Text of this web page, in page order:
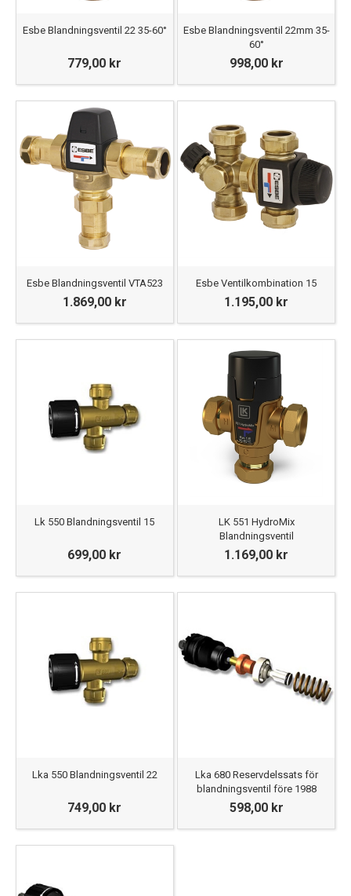
Esbe Blandningsventil 22 35-60°
779,00 kr
Esbe Blandningsventil 22mm 35-
60°
998,00 kr
Esbe Blandningsventil VTA523
1.869,00 kr
Esbe Ventilkombination 15
1.195,00 kr
Lk 550 Blandningsventil 15
699,00 kr
LK 551 HydroMix
Blandningsventil
1.169,00 kr
Lka 550 Blandningsventil 22
749,00 kr
Lka 680 Reservdelssats för
blandningsventil före 1988
598,00 kr